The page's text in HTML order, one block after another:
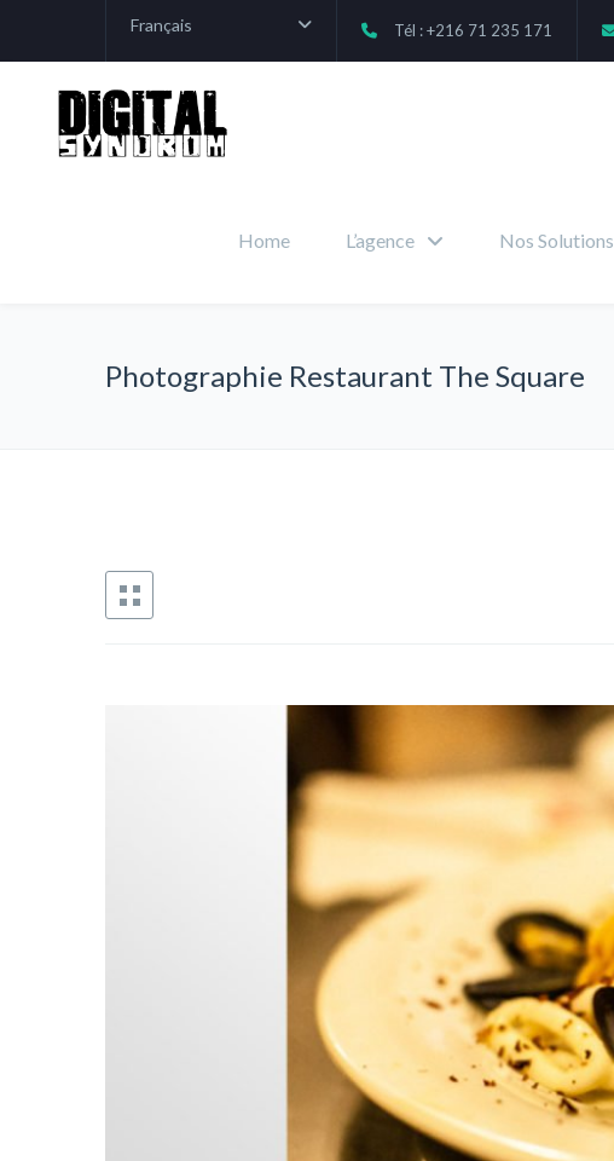
Français Tél : +216 71 235 171
Home L’agence Nos Solutions
Photographie Restaurant The Square